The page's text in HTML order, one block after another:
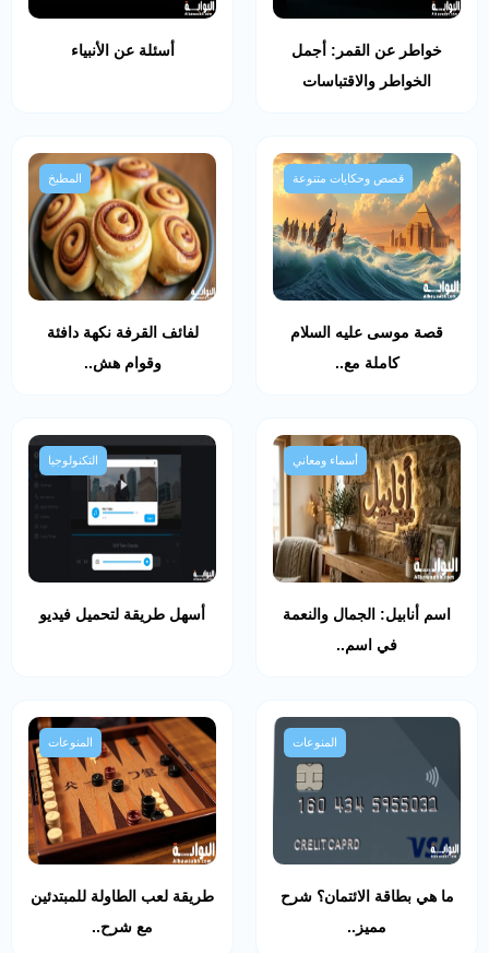
خواطر عن القمر: أجمل
الخواطر والاقتباسات
أسئلة عن الأنبياء
قصص وحكايات متنوعة
قصة موسى عليه السلام
كاملة مع..
المطبخ
لفائف القرفة نكهة دافئة
وقوام هش..
أسماء ومعاني
اسم أنابيل: الجمال والنعمة
في اسم..
التكنولوجيا
أسهل طريقة لتحميل فيديو
المنوعات
ما هي بطاقة الائتمان؟ شرح
مميز..
المنوعات
طريقة لعب الطاولة للمبتدئين
مع شرح..